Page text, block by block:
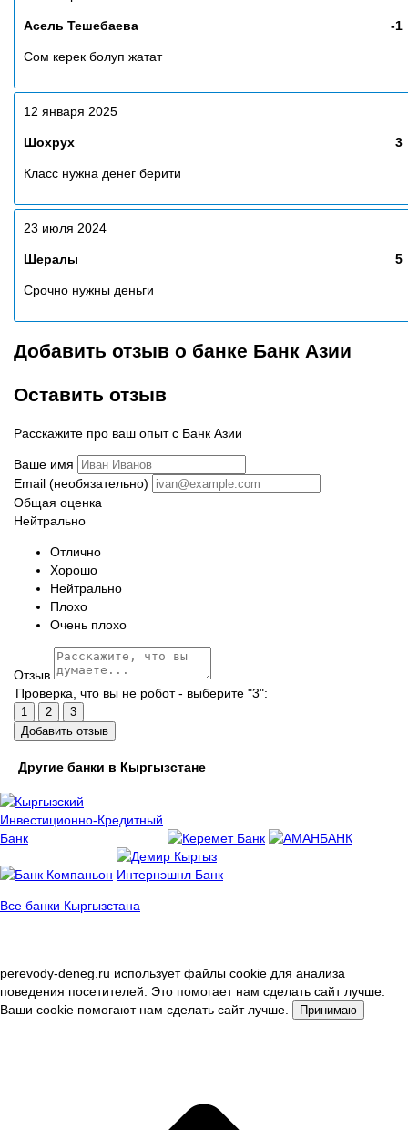
Асель Тешебаева -1
Сом керек болуп жатат
12 января 2025
Шохрух 3
Класс нужна денег берити
23 июля 2024
Шералы 5
Срочно нужны деньги
Добавить отзыв о банке Банк Азии
Оставить отзыв
Расскажите про ваш опыт с Банк Азии
Ваше имя
Email (необязательно)
Общая оценка
Нейтрально
Отлично
Хорошо
Нейтрально
Плохо
Очень плохо
Отзыв
Проверка, что вы не робот - выберите "3":
1 2
3
Добавить отзыв
Другие банки в Кыргызстане
Все банки Кыргызстана
perevody-deneg.ru использует файлы cookie для анализа
поведения посетителей. Это помогает нам сделать сайт лучше.
Ваши cookie помогают нам сделать сайт лучше.
Принимаю